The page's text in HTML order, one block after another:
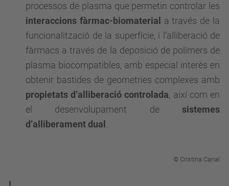
processos de plasma que permetin controlar les
interaccions fàrmac-biomaterial
a través de la
funcionalització de la superfície, i l’alliberació de
fàrmacs a través de la deposició de polímers de
plasma biocompatibles, amb especial interès en
obtenir bastides de geometries complexes amb
propietats d’alliberació controlada, així com en
el desenvolupament de sistemes
d’alliberament dual
© Cristina Canal